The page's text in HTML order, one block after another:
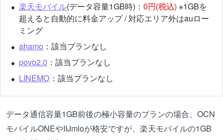
楽天モバイル(データ容量1GB時)： 0円(税込)※1GBを
超えると自動的に料金アップ / 対応エリア外はauロー
ミング
ahamo ：該当プランなし
povo2.0 ：該当プランなし
LINEMO ：該当プランなし
データ通信容量1GB前後の極小容量のプランの場合、OCN
モバイルONEやIIJmioが格安ですが、楽天モバイルの1GB